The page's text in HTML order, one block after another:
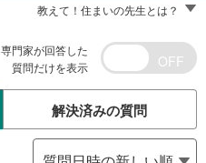
教えて！住まいの先生とは？
専門家が回答した
質問だけを表示
解決済みの質問